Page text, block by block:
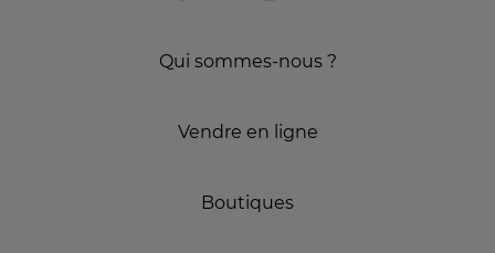
Qui sommes-nous ?
Vendre en ligne
Boutiques